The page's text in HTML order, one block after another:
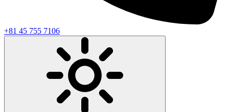
+81 45 755 7106